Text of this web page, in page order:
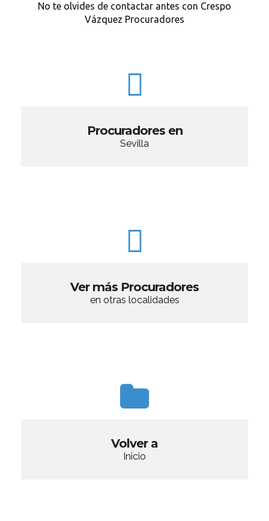
No te olvides de contactar antes con Crespo
Vázquez Procuradores
Procuradores en
Sevilla
Ver más Procuradores
en otras localidades
Volver a
Inicio